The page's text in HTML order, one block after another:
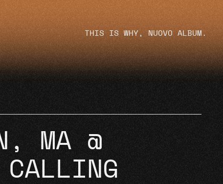
THIS IS WHY, NUOVO ALBUM.
MA @
CALLING